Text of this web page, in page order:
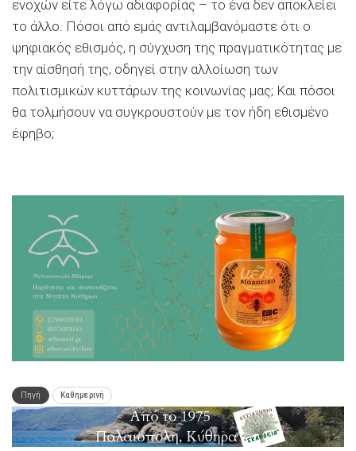
ενοχών είτε λόγω αδιαφορίας – το ένα δεν αποκλείει
το άλλο. Πόσοι από εμάς αντιλαμβανόμαστε ότι ο
ψηφιακός εθισμός, η σύγχυση της πραγματικότητας με
την αίσθησή της, οδηγεί στην αλλοίωση των
πολιτισμικών κυττάρων της κοινωνίας μας; Και πόσοι
θα τολμήσουν να συγκρουστούν με τον ήδη εθισμένο
έφηβο;
Πηγή Καθημερινή